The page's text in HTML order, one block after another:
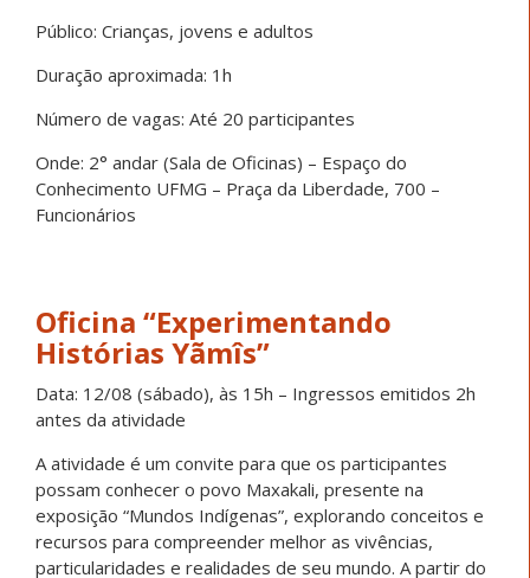
Público: Crianças, jovens e adultos
Duração aproximada: 1h
Número de vagas: Até 20 participantes
Onde: 2° andar (Sala de Oficinas) – Espaço do
Conhecimento UFMG – Praça da Liberdade, 700 –
Funcionários
Oficina “Experimentando
Histórias Yãmîs”
Data: 12/08 (sábado), às 15h – Ingressos emitidos 2h
antes da atividade
A atividade é um convite para que os participantes
possam conhecer o povo Maxakali, presente na
exposição “Mundos Indígenas”, explorando conceitos e
recursos para compreender melhor as vivências,
particularidades e realidades de seu mundo. A partir do